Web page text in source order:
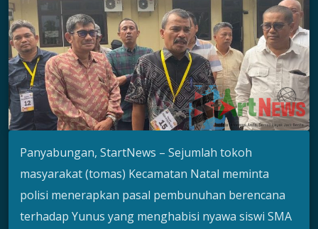
Panyabungan, StartNews – Sejumlah tokoh
masyarakat (tomas) Kecamatan Natal meminta
polisi menerapkan pasal pembunuhan berencana
terhadap Yunus yang menghabisi nyawa siswi SMA